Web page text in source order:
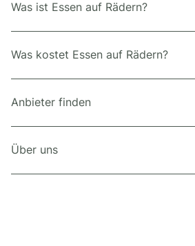
Was ist Essen auf Rädern?
Was kostet Essen auf Rädern?
Anbieter finden
Über uns